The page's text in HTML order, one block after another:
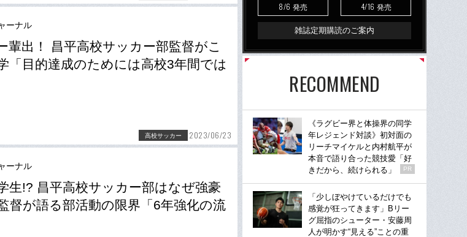
ーナル
輩出！ 昌平高校サッカー部監督がこ
「目的達成のためには高校3年間では
高校サッカー 2023/06/23
ーナル
生!? 昌平高校サッカー部はなぜ強豪
督が語る部活動の限界「6年強化の流
8/6 発売 4/16 発売
雑誌定期購読のご案内
RECOMMEND
《ラグビー界と体操界の同学
年レジェンド対談》初対面の
リーチマイケルと内村航平が
本音で語り合った競技愛「好
きだから、続けられる」
PR
「少しぼやけているだけでも
感覚が狂ってきます」Bリー
グ屈指のシューター・安藤周
人が明かす“見える”ことの重